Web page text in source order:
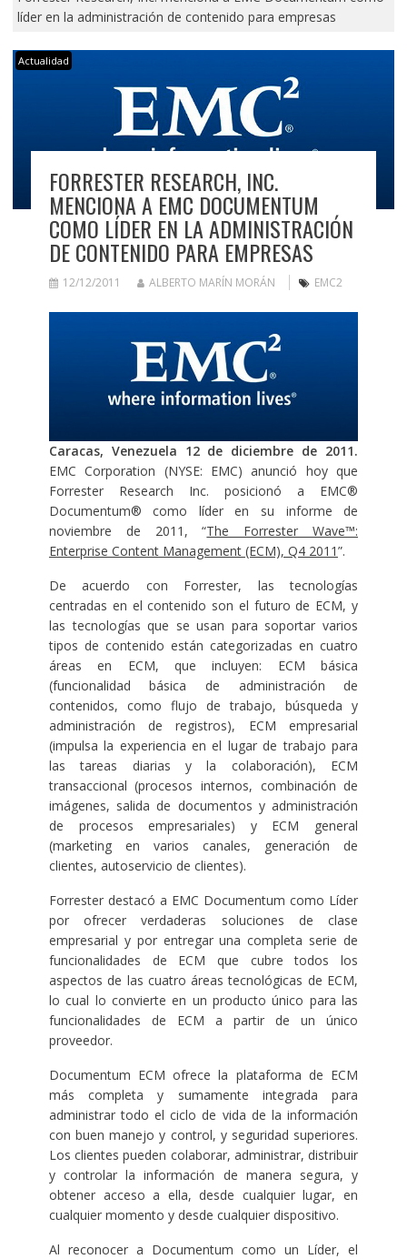
líder en la administración de contenido para empresas
Actualidad
FORRESTER RESEARCH, INC.
MENCIONA A EMC DOCUMENTUM
COMO LÍDER EN LA ADMINISTRACIÓN
DE CONTENIDO PARA EMPRESAS
12/12/2011 ALBERTO MARÍN MORÁN EMC2
Caracas, Venezuela 12 de diciembre de 2011.
EMC Corporation (NYSE: EMC) anunció hoy que
Forrester Research Inc. posicionó a EMC®
Documentum® como líder en su informe de
noviembre de 2011, “The Forrester Wave™:
Enterprise Content Management (ECM), Q4 2011”.
De acuerdo con Forrester, las tecnologías
centradas en el contenido son el futuro de ECM, y
las tecnologías que se usan para soportar varios
tipos de contenido están categorizadas en cuatro
áreas en ECM, que incluyen: ECM básica
(funcionalidad básica de administración de
contenidos, como flujo de trabajo, búsqueda y
administración de registros), ECM empresarial
(impulsa la experiencia en el lugar de trabajo para
las tareas diarias y la colaboración), ECM
transaccional (procesos internos, combinación de
imágenes, salida de documentos y administración
de procesos empresariales) y ECM general
(marketing en varios canales, generación de
clientes, autoservicio de clientes).
Forrester destacó a EMC Documentum como Líder
por ofrecer verdaderas soluciones de clase
empresarial y por entregar una completa serie de
funcionalidades de ECM que cubre todos los
aspectos de las cuatro áreas tecnológicas de ECM,
lo cual lo convierte en un producto único para las
funcionalidades de ECM a partir de un único
proveedor.
Documentum ECM ofrece la plataforma de ECM
más completa y sumamente integrada para
administrar todo el ciclo de vida de la información
con buen manejo y control, y seguridad superiores.
Los clientes pueden colaborar, administrar, distribuir
y controlar la información de manera segura, y
obtener acceso a ella, desde cualquier lugar, en
cualquier momento y desde cualquier dispositivo.
Al reconocer a Documentum como un Líder, el